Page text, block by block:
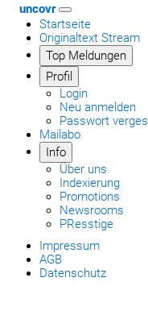
uncovr
Startseite
Originaltext Stream
Top Meldungen
Profil
Login
Neu anmelden
Passwort
Mailabo
Info
Über uns
Indexierung
Promotions
Newsrooms
PResstige
Impressum
AGB
Datenschutz